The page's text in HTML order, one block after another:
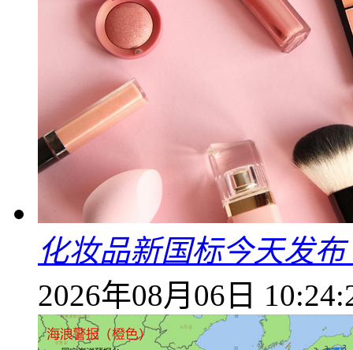
化妆品新国标今天发
2026年08月06日